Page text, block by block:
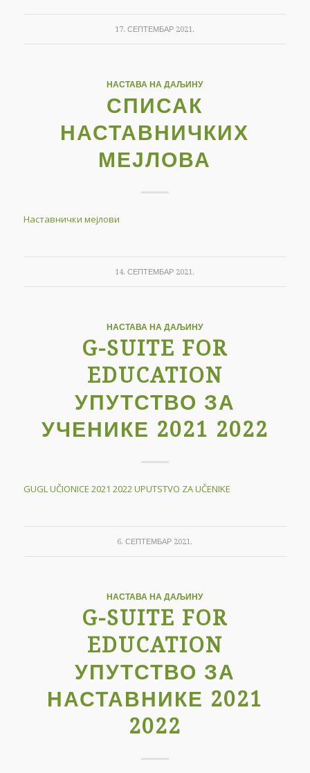
17. СЕПТЕМБАР 2021.
НАСТАВА НА ДАЉИНУ
СПИСАК
НАСТАВНИЧКИХ
МЕЈЛОВА
Наставнички мејлови
14. СЕПТЕМБАР 2021.
НАСТАВА НА ДАЉИНУ
G-SUITE FOR
EDUCATION
УПУТСТВО ЗА
УЧЕНИКЕ 2021 2022
GUGL UČIONICE 2021 2022 UPUTSTVO ZA UČENIKE
6. СЕПТЕМБАР 2021.
НАСТАВА НА ДАЉИНУ
G-SUITE FOR
EDUCATION
УПУТСТВО ЗА
НАСТАВНИКЕ 2021
2022